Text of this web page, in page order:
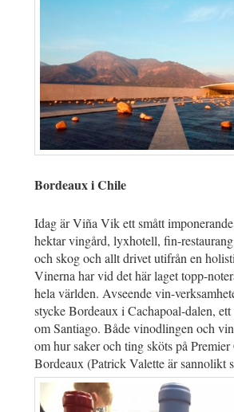
Bordeaux i Chile
Idag är Viña Vik ett smått
hektar vingård, lyxhotell, fin-
och skog och allt drivet utifrån en
Vinerna har vid det här laget topp-
hela världen. Avseende vin-
stycke Bordeaux i Cachapoal-dalen,
om Santiago. Både vinodlingen och
om hur saker och ting sköts på
Bordeaux (Patrick Valette är sannolikt